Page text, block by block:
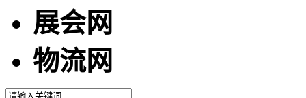
展会网
物流网